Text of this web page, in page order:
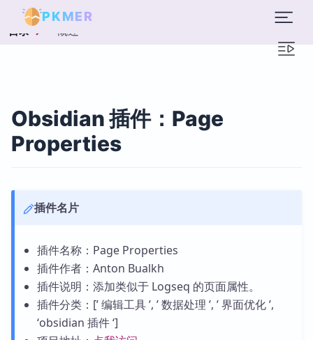
PKMER
目录 概述
Obsidian 插件：Page
Properties
插件名片
插件名称：Page Properties
插件作者：Anton Bualkh
插件说明：添加类似于 Logseq 的页面属性。
插件分类：[’ 编辑工具 ’, ’ 数据处理 ’, ’ 界面优化 ’,
‘obsidian 插件 ‘]